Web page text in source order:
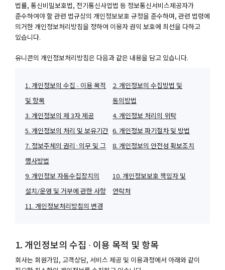
법률, 통신비밀보호법, 전기통신사업법 등 정보통신서비스제공자가
준수하여야 할 관련 법규상의 개인정보보호 규정을 준수하며, 관련 법령에
의거한 개인정보처리방침을 정하여 이용자 권익 보호에 최선을 다하고
있습니다.
유니콘의 개인정보처리방침은 다음과 같은 내용을 담고 있습니다.
1. 개인정보의 수집 ∙ 이용 목적
및 항목
2. 개인정보의 수집방법 및
동의방법
3. 개인정보의 제 3자 제공
4. 개인정보 처리의 위탁
5. 개인정보의 처리 및 보유기간 6. 개인정보 파기절차 및 방법
7. 정보주체의 권리·의무 및 그
행사방법
8. 개인정보의 안전성 확보조치
9. 개인정보 자동수집장치의
설치/운영 및 거부에 관한 사항
10. 개인정보보호 책임자 및
연락처
11. 개인정보처리방침의 변경
1. 개인정보의 수집 ∙ 이용 목적 및 항목
회사는 회원가입, 고객상담, 서비스 제공 및 이용과정에서 아래와 같이